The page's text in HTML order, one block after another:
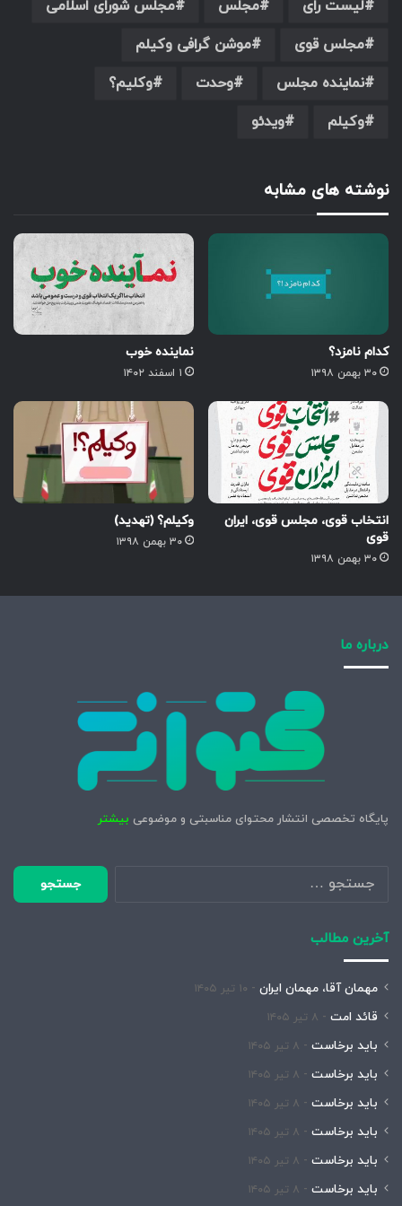
لیست رای
مجلس
مجلس شورای اسلامی
مجلس قوی
موشن گرافی وکیلم
نماینده مجلس
وحدت
وکلیم؟
وکیلم
ویدئو
نوشته های مشابه
کدام نامزد؟
۳۰ بهمن ۱۳۹۸
نماینده خوب
۱ اسفند ۱۴۰۲
انتخاب قوی، مجلس قوی، ایران
قوی
۳۰ بهمن ۱۳۹۸
وکیلم؟ (تهدید)
۳۰ بهمن ۱۳۹۸
درباره ما
پایگاه تخصصی انتشار محتوای مناسبتی و موضوعی بیشتر
جستجو
برای:
آخرین مطالب
مهمان آقا، مهمان ایران ۱۰ تیر ۱۴۰۵
قائد امت ۸ تیر ۱۴۰۵
باید برخاست ۸ تیر ۱۴۰۵
باید برخاست ۸ تیر ۱۴۰۵
باید برخاست ۸ تیر ۱۴۰۵
باید برخاست ۸ تیر ۱۴۰۵
باید برخاست ۸ تیر ۱۴۰۵
باید برخاست ۸ تیر ۱۴۰۵